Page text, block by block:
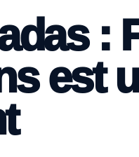
:
est